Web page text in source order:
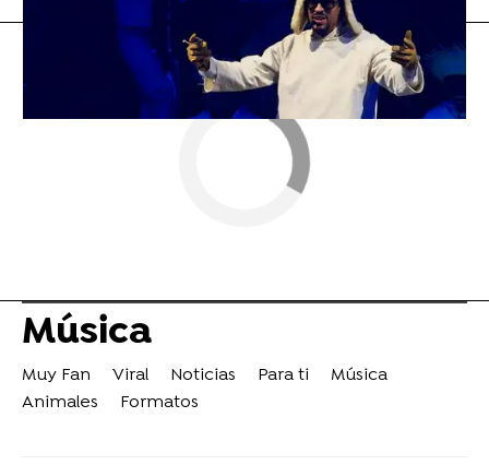
Música
Muy Fan Viral Noticias Para ti
Música
Animales
Formatos